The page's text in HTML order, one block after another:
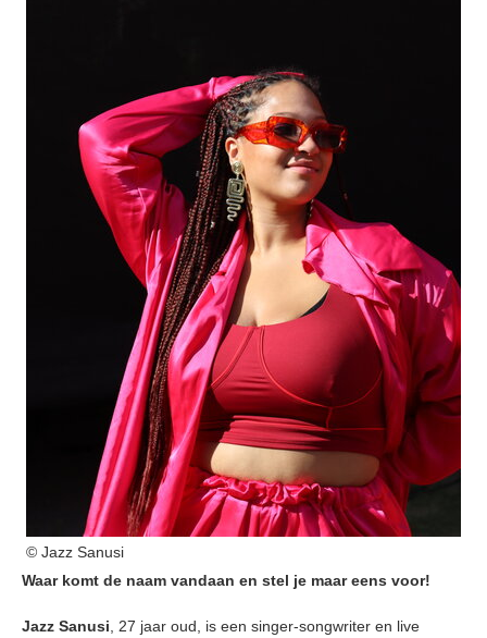
© Jazz Sanusi
Waar komt de naam vandaan en stel je maar eens voor!
Jazz Sanusi, 27 jaar oud, is een singer-songwriter en live